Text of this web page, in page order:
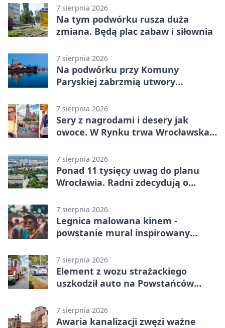
7 sierpnia 2026
Na tym podwórku rusza duża
zmiana. Będą plac zabaw i siłownia
7 sierpnia 2026
Na podwórku przy Komuny
Paryskiej zabrzmią utwory
7 sierpnia 2026
Sery z nagrodami i desery jak
owoce. W Rynku trwa Wrocławska
7 sierpnia 2026
Ponad 11 tysięcy uwag do planu
Wrocławia. Radni zdecydują o
7 sierpnia 2026
Legnica malowana kinem -
powstanie mural inspirowany
7 sierpnia 2026
Element z wozu strażackiego
uszkodził auto na Powstańców
7 sierpnia 2026
Awaria kanalizacji zwęzi ważne